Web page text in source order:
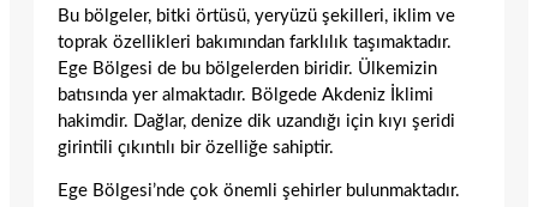
Bu bölgeler, bitki örtüsü, yeryüzü şekilleri, iklim ve
toprak özellikleri bakımından farklılık taşımaktadır.
Ege Bölgesi de bu bölgelerden biridir. Ülkemizin
batısında yer almaktadır. Bölgede Akdeniz İklimi
hakimdir. Dağlar, denize dik uzandığı için kıyı şeridi
girintili çıkıntılı bir özelliğe sahiptir.
Ege Bölgesi’nde çok önemli şehirler bulunmaktadır.